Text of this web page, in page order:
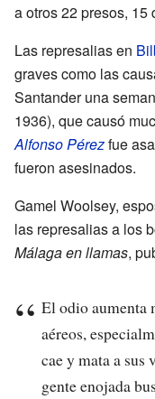
a otros 22 presos,
Las represalias en
graves como las
Santander una
1936), que causó
Alfonso Pérezfue
fueron asesinados.
Gamel Woolsey,
las represalias a los
Málaga en llamas,
El odio aumenta
aéreos,
cae y mata a sus
gente enojada